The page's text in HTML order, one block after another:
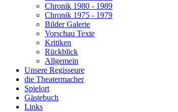
Chronik 1980 - 1989
Chronik 1975 - 1979
Bilder Galerie
Vorschau Texte
Kritiken
Rückblick
Allgemein
Unsere Regisseure
die Theatermacher
Spielort
Gästebuch
Links